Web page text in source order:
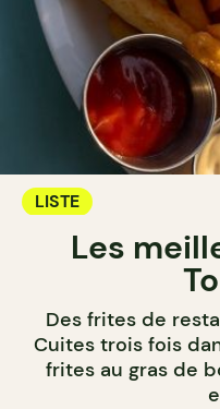
LISTE
Les
Des frites de
Cuites trois fois
frites au gras de